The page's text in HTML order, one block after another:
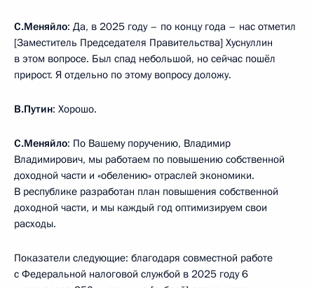
С.Меняйло: Да, в 2025 году – по концу года – нас отметил
[Заместитель Председателя Правительства] Хуснуллин
в этом вопросе. Был спад небольшой, но сейчас пошёл
прирост. Я отдельно по этому вопросу доложу.
В.Путин: Хорошо.
С.Меняйло: По Вашему поручению, Владимир
Владимирович, мы работаем по повышению собственной
доходной части и «обелению» отраслей экономики.
В республике разработан план повышения собственной
доходной части, и мы каждый год оптимизируем свои
расходы.
Показатели следующие: благодаря совместной работе
с Федеральной налоговой службой в 2025 году 6